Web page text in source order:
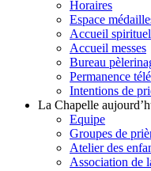
Horaires
Espace
Accueil spirituel
Accueil messes
Bureau
Permanence
Intentions de
La Chapelle
Equipe
Groupes de
Atelier des
Association de